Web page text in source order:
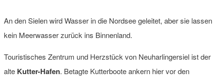
An den Sielen wird Wasser in die Nordsee geleitet, aber sie lassen
kein Meerwasser zurück ins Binnenland.
Touristisches Zentrum und Herzstück von Neuharlingersiel ist der
alte Kutter-Hafen. Betagte Kutterboote ankern hier vor den